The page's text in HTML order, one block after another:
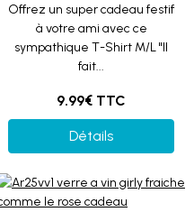
Offrez un super cadeau festif
à votre ami avec ce
sympathique T-Shirt M/L "Il
fait...
9.99€ TTC
Détails